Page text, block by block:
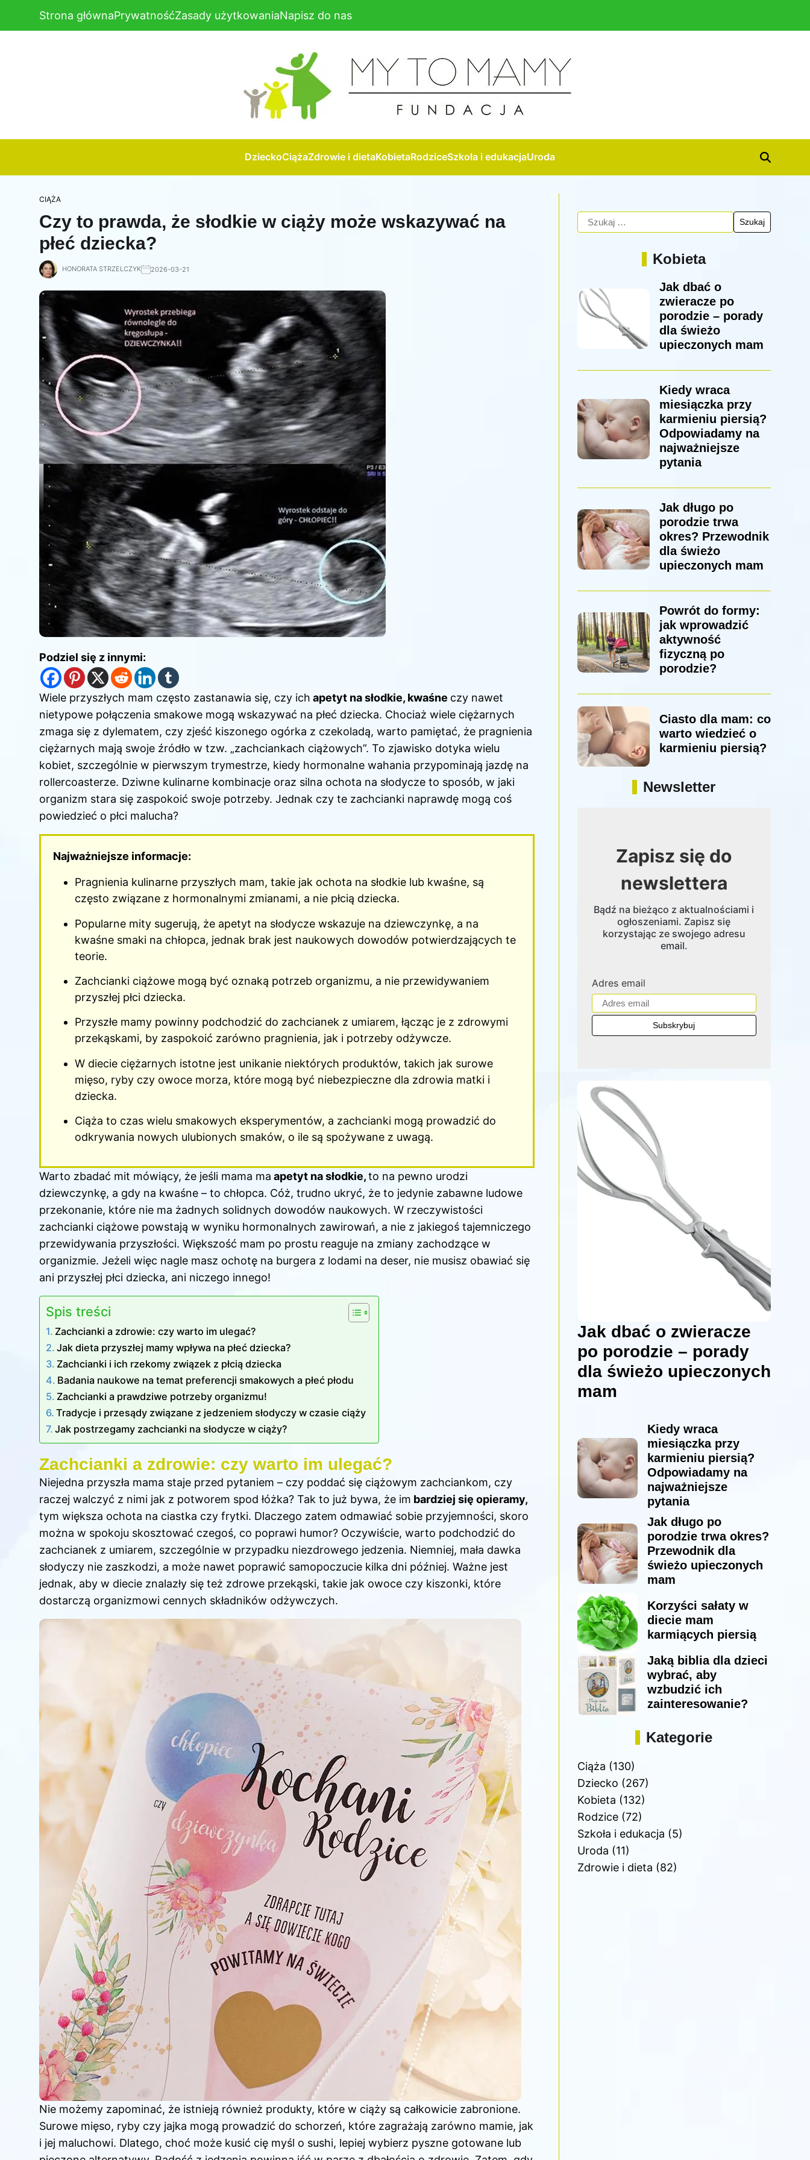
Strona głównaPrywatnośćZasady użytkowaniaNapisz do nas
DzieckoCiążaZdrowie i dietaKobietaRodziceSzkoła i edukacjaUroda
CIĄŻA
Czy to prawda, że słodkie w ciąży może wskazywać na
płeć dziecka?
HONORATA STRZELCZYK 2026-03-21
Podziel się z innymi:
Wiele przyszłych mam często zastanawia się, czy ich apetyt na słodkie, kwaśne czy nawet
nietypowe połączenia smakowe mogą wskazywać na płeć dziecka. Chociaż wiele ciężarnych
zmaga się z dylematem, czy zjeść kiszonego ogórka z czekoladą, warto pamiętać, że pragnienia
ciężarnych mają swoje źródło w tzw. „zachciankach ciążowych”. To zjawisko dotyka wielu
kobiet, szczególnie w pierwszym trymestrze, kiedy hormonalne wahania przypominają jazdę na
rollercoasterze. Dziwne kulinarne kombinacje oraz silna ochota na słodycze to sposób, w jaki
organizm stara się zaspokoić swoje potrzeby. Jednak czy te zachcianki naprawdę mogą coś
powiedzieć o płci malucha?
Najważniejsze informacje:
Pragnienia kulinarne przyszłych mam, takie jak ochota na słodkie lub kwaśne, są
często związane z hormonalnymi zmianami, a nie płcią dziecka.
Popularne mity sugerują, że apetyt na słodycze wskazuje na dziewczynkę, a na
kwaśne smaki na chłopca, jednak brak jest naukowych dowodów potwierdzających te
teorie.
Zachcianki ciążowe mogą być oznaką potrzeb organizmu, a nie przewidywaniem
przyszłej płci dziecka.
Przyszłe mamy powinny podchodzić do zachcianek z umiarem, łącząc je z zdrowymi
przekąskami, by zaspokoić zarówno pragnienia, jak i potrzeby odżywcze.
W diecie ciężarnych istotne jest unikanie niektórych produktów, takich jak surowe
mięso, ryby czy owoce morza, które mogą być niebezpieczne dla zdrowia matki i
dziecka.
Ciąża to czas wielu smakowych eksperymentów, a zachcianki mogą prowadzić do
odkrywania nowych ulubionych smaków, o ile są spożywane z uwagą.
Warto zbadać mit mówiący, że jeśli mama ma apetyt na słodkie,to na pewno urodzi
dziewczynkę, a gdy na kwaśne – to chłopca. Cóż, trudno ukryć, że to jedynie zabawne ludowe
przekonanie, które nie ma żadnych solidnych dowodów naukowych. W rzeczywistości
zachcianki ciążowe powstają w wyniku hormonalnych zawirowań, a nie z jakiegoś tajemniczego
przewidywania przyszłości. Większość mam po prostu reaguje na zmiany zachodzące w
organizmie. Jeżeli więc nagle masz ochotę na burgera z lodami na deser, nie musisz obawiać się
ani przyszłej płci dziecka, ani niczego innego!
Spis treści
Zachcianki a zdrowie: czy warto im ulegać?
Jak dieta przyszłej mamy wpływa na płeć dziecka?
Zachcianki i ich rzekomy związek z płcią dziecka
Badania naukowe na temat preferencji smakowych a płeć płodu
Zachcianki a prawdziwe potrzeby organizmu!
Tradycje i przesądy związane z jedzeniem słodyczy w czasie ciąży
Jak postrzegamy zachcianki na słodycze w ciąży?
Zachcianki a zdrowie: czy warto im ulegać?
Niejedna przyszła mama staje przed pytaniem – czy poddać się ciążowym zachciankom, czy
raczej walczyć z nimi jak z potworem spod łóżka? Tak to już bywa, że im bardziej się opieramy,
tym większa ochota na ciastka czy frytki. Dlaczego zatem odmawiać sobie przyjemności, skoro
można w spokoju skosztować czegoś, co poprawi humor? Oczywiście, warto podchodzić do
zachcianek z umiarem, szczególnie w przypadku niezdrowego jedzenia. Niemniej, mała dawka
słodyczy nie zaszkodzi, a może nawet poprawić samopoczucie kilka dni później. Ważne jest
jednak, aby w diecie znalazły się też zdrowe przekąski, takie jak owoce czy kiszonki, które
dostarczą organizmowi cennych składników odżywczych.
Nie możemy zapominać, że istnieją również produkty, które w ciąży są całkowicie zabronione.
Surowe mięso, ryby czy jajka mogą prowadzić do schorzeń, które zagrażają zarówno mamie, jak
i jej maluchowi. Dlatego, choć może kusić cię myśl o sushi, lepiej wybierz pyszne gotowane lub
Kobieta
Jak dbać o
zwieracze po
porodzie – porady
dla świeżo
upieczonych mam
Kiedy wraca
miesiączka przy
karmieniu piersią?
Odpowiadamy na
najważniejsze
pytania
Jak długo po
porodzie trwa
okres? Przewodnik
dla świeżo
upieczonych mam
Powrót do formy:
jak wprowadzić
aktywność
fizyczną po
porodzie?
Ciasto dla mam: co
warto wiedzieć o
karmieniu piersią?
Newsletter
Zapisz się do
newslettera
Bądź na bieżąco z aktualnościami i
ogłoszeniami. Zapisz się
korzystając ze swojego adresu
email.
Adres email
Jak dbać o zwieracze
po porodzie – porady
dla świeżo upieczonych
mam
Kiedy wraca
miesiączka przy
karmieniu piersią?
Odpowiadamy na
najważniejsze
pytania
Jak długo po
porodzie trwa okres?
Przewodnik dla
świeżo upieczonych
mam
Korzyści sałaty w
diecie mam
karmiących piersią
Jaką biblia dla dzieci
wybrać, aby
wzbudzić ich
zainteresowanie?
Kategorie
Ciąża (130)
Dziecko (267)
Kobieta (132)
Rodzice(72)
Szkoła i edukacja (5)
Uroda (11)
Zdrowie i dieta (82)